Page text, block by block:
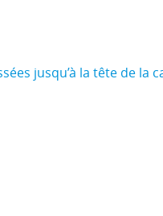
jusqu’à la tête de la